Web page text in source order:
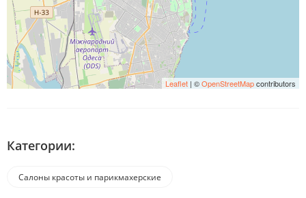
Leaflet | ©OpenStreetMapcontributors
Категории:
Салоны красоты и парикмахерские